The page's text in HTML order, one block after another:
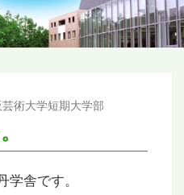
術大学短期大学部
舎です。